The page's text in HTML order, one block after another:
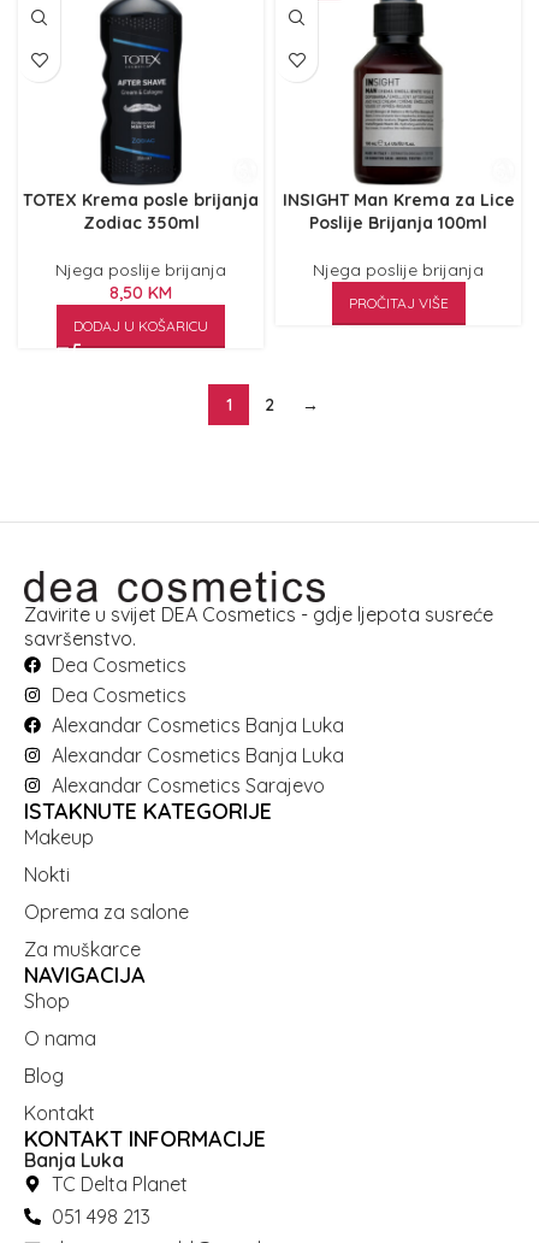
TOTEX Krema posle brijanja
Zodiac 350ml
Njega poslije brijanja
8,50 KM
DODAJ U KOŠARICU
INSIGHT Man Krema za Lice
Poslije Brijanja 100ml
Njega poslije brijanja
PROČITAJ VIŠE
1 2 →
Zavirite u svijet DEA Cosmetics - gdje ljepota susreće
savršenstvo.
Dea Cosmetics
Dea Cosmetics
Alexandar Cosmetics Banja Luka
Alexandar Cosmetics Banja Luka
Alexandar Cosmetics Sarajevo
ISTAKNUTE KATEGORIJE
Makeup
Nokti
Oprema za salone
Za muškarce
NAVIGACIJA
Shop
O nama
Blog
Kontakt
KONTAKT INFORMACIJE
Banja Luka
TC Delta Planet
051 498 213